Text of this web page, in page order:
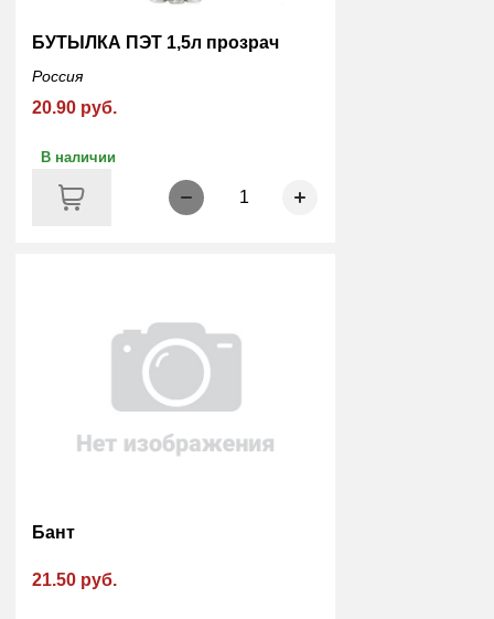
БУТЫЛКА ПЭТ 1,5л прозрач
Россия
20.90 руб.
В наличии
1
Бант
21.50 руб.